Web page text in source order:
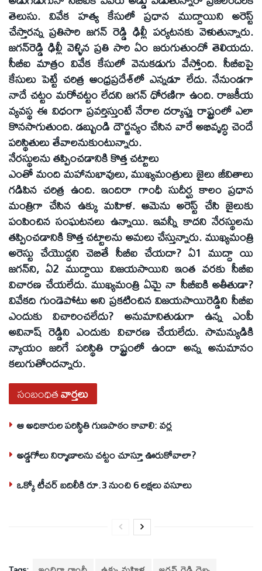
తెలుసు. వివేక హత్య కేసులో ప్రధాన ముద్దాయిని అరెస్ట్‌
చేస్తారన్న ప్రతిసారి జగన్‌ రెడ్డి ఢిల్లీ పర్యటనకు వెళుతున్నారు.
జగన్‌రెడ్డి ఢిల్లీ వెళ్ళిన ప్రతి సారి ఏం జరుగుతుందో తెలియదు.
సీబీఐ మాత్రం వివేక కేసులో వెనుకడుగు వేస్తోంది. సీబీఐపై
కేసులు పెట్టే చరిత్ర ఆంధ్రప్రదేశ్‌లో ఎన్నడూ లేదు. నేనుండగా
నాదే చట్టం మరోచట్టం లేదని జగన్‌ ధోరణిగా ఉంది. రాజకీయ
వ్యవస్థ ఈ విధంగా ప్రవర్తిస్తుంటే నేరాల దర్యాప్తు రాష్ట్రంలో ఎలా
కొనసాగుతుంది. డబ్బుండి దౌర్జన్యం చేసిన వారే అభివృద్ధి చెందే
పరిస్థితులు తేవాలనుకుంటున్నారు.
నేరస్థులను తప్పించడానికి కొత్త చట్టాలు
ఎంతో మంది మహానుభావులు, ముఖ్యమంత్రులు జైలు జీవితాలు
గడిపిన చరిత్ర ఉంది. ఇందిరా గాంధీ సుదీర్ఘ కాలం ప్రధాన
మంత్రిగా చేసిన ఉక్కు మహిళ. ఆమెను అరెస్ట్‌ చేసి జైలుకు
పంపించిన సంఘటనలు ఉన్నాయి. ఇవన్నీ కాదని నేరస్థులను
తప్పించడానికి కొత్త చట్టాలను అమలు చేస్తున్నారు. ముఖ్యమంత్రి
అరెస్టు చేయొద్దని చెబితే సీబీఐ చేయదా? ఏ1 ముద్దా యి
జగన్‌ని, ఏ2 ముద్దాయి విజయసాయిని ఇంత వరకు సీబీఐ
విచారణ చేయలేదు. ముఖ్యమంత్రి ఏమై నా సీబీఐకి అతీతుడా?
వివేకది గుండెపోటు అని ప్రకటించిన విజయసాయిరెడ్డిని సీబీఐ
ఎందుకు విచారించలేదు? అనుమానితుడుగా ఉన్న ఎంపీ
అవినాష్‌ రెడ్డిని ఎందుకు విచారణ చేయలేదు. సామన్యుడికి
న్యాయం జరిగే పరిస్థితి రాష్ట్రంలో ఉందా అన్న అనుమానం
కలుగుతోందన్నారు.
సంబంధితవార్తలు
ఆ అధికారుల పరిస్థితి గుణపాఠం కావాలి: వర్ల
అడ్డగోలు నిర్మాణాలను చట్టం చూస్తూ ఊరుకోవాలా?
ఒక్కో టీచర్‌ బదిలీకి రూ.3 నుంచి 6 లక్షలు వసూలు